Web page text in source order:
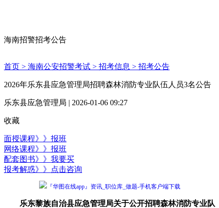
海南招警招考公告
首页 > 海南公安招警考试 > 招考信息 > 招考公告
2026年乐东县应急管理局招聘森林消防专业队伍人员3名公告
乐东县应急管理局 | 2026-01-06 09:27
收藏
面授课程》》报班
网络课程》》报班
配套图书》》我要买
报考解惑》》点击咨询
『华图在线app』资讯_职位库_做题-手机客户端下载
乐东黎族自治县应急管理局关于公开招聘森林消防专业队